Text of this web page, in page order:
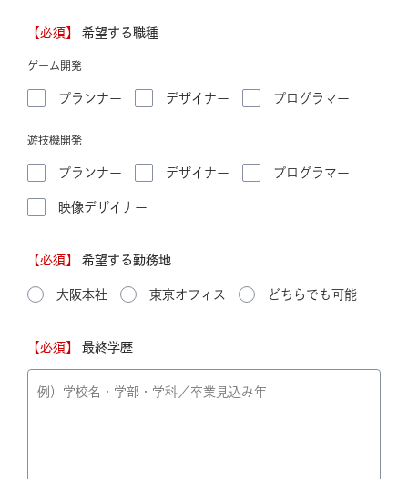
【必須】 希望する職種
ゲーム開発
プランナー デザイナー プログラマー
遊技機開発
プランナー デザイナー プログラマー
映像デザイナー
【必須】 希望する勤務地
大阪本社 東京オフィス どちらでも可能
【必須】 最終学歴